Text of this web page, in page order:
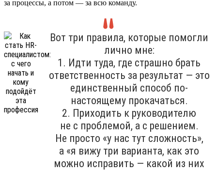
за процессы, а потом — за всю команду.
Вот три правила, которые помогли
лично мне:
1. Идти туда, где страшно брать
ответственность за результат — это
единственный способ по-
настоящему прокачаться.
2. Приходить к руководителю
не с проблемой, а с решением.
Не просто «у нас тут сложность»,
а «я вижу три варианта, как это
можно исправить — какой из них